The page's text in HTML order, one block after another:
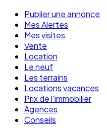
Publier une annonce
Mes Alertes
Mes visites
Vente
Location
Le neuf
Les terrains
Locations vacances
Prix de l'immobilier
Agences
Conseils